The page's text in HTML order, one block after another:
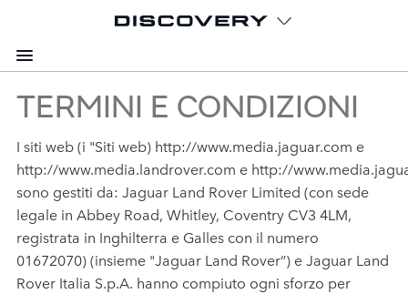
n
c
o
e
n
FRANCE (FRANÇAIS)
ITALY (ITALIANO)
TERMINI E CONDIZIONI
I siti web (i "Siti web) http://www.media.jaguar.com e
http://www.media.landrover.com e http://
sono gestiti da: Jaguar Land Rover Limited (con sede
legale in Abbey Road, Whitley, Coventry CV3 4LM,
registrata in Inghilterra e Galles con il numero
01672070) (insieme "Jaguar Land Rover”) e Jaguar Land
Rover Italia S.p.A. hanno compiuto ogni sforzo per